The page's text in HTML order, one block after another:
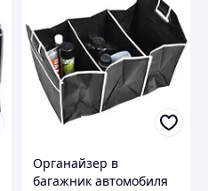
Органайзер в
багажник автомобиля